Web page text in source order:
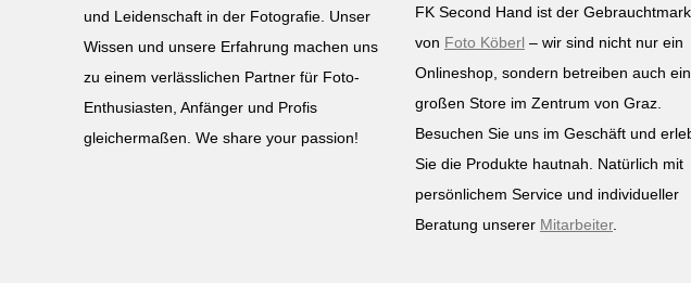
und Leidenschaft in der Fotografie. Unser
Wissen und unsere Erfahrung machen uns
zu einem verlässlichen Partner für Foto-
Enthusiasten, Anfänger und Profis
gleichermaßen. We share your passion!
FK Second Hand ist der
von Foto Köberl – wir sind nicht nur ein
Onlineshop, sondern betreiben auch
großen Store im Zentrum von Graz.
Besuchen Sie uns im Geschäft und
Sie die Produkte hautnah. Natürlich mit
persönlichem Service und individueller
Beratung unserer Mitarbeiter.